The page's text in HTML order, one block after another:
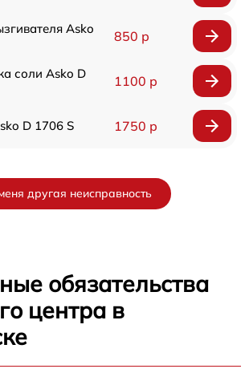
Asko
850 р
соли Asko D
1100 р
D 1706 S 1750 р
другая неисправность
обязательства
центра в